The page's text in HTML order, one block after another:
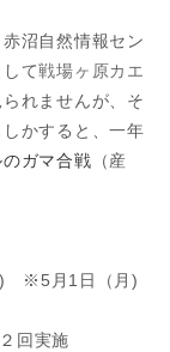
沼自然情報セン
して戦場ヶ原カエ
れませんが、そ
かすると、一年
ガマ合戦 （産
) ※5月1日（月)
回実施